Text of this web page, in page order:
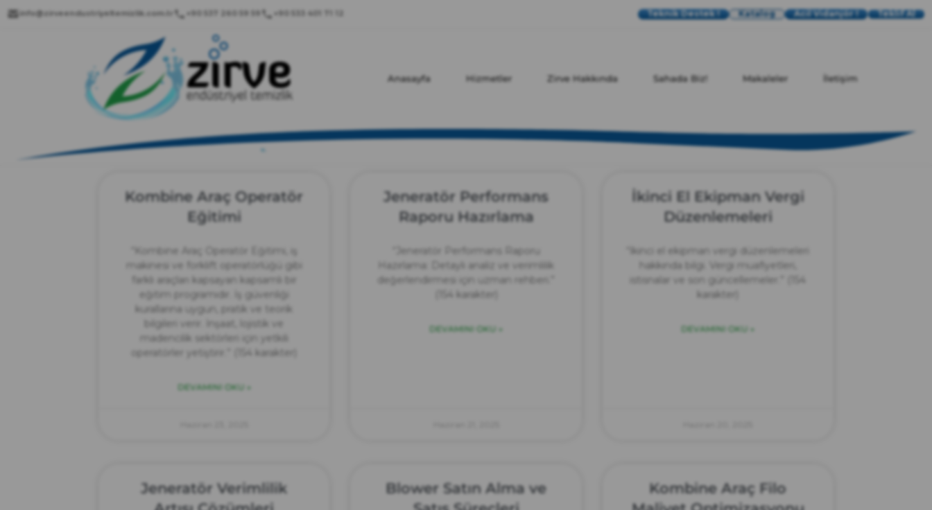
info@zirveendustriyeltemizlik.com.tr +90 537 260 59 59 +90 533 401 71 12 Teknik Destek ! Katalog Acil Vidanjör ! Teklif Al
Anasayfa Hizmetler Zirve Hakkında Sahada Biz! Makaleler İletişim
zırve
Kombine Araç Operatör
Eğitimi
“Kombine Araç Operatör Eğitimi, iş
makinesi ve forklift operatörlüğü gibi
farklı araçları kapsayan kapsamlı bir
eğitim programıdır. İş güvenliği
kurallarına uygun, pratik ve teorik
bilgileri verir. İnşaat, lojistik ve
madencilik sektörleri için yetkili
operatörler yetiştirir.” (154 karakter)
DEVAMINI OKU »
Jeneratör Performans
Raporu Hazırlama
“Jeneratör Performans Raporu
Hazırlama: Detaylı analiz ve verimlilik
değerlendirmesi için uzman rehberi.”
(154 karakter)
DEVAMINI OKU »
İkinci El Ekipman Vergi
Düzenlemeleri
“İkinci el ekipman vergi düzenlemeleri
hakkında bilgi. Vergi muafiyetleri,
istisnalar ve son güncellemeler.” (154
karakter)
DEVAMINI OKU »
Jeneratör Verimlilik
Blower Satın Alma ve
Kombine Araç Filo